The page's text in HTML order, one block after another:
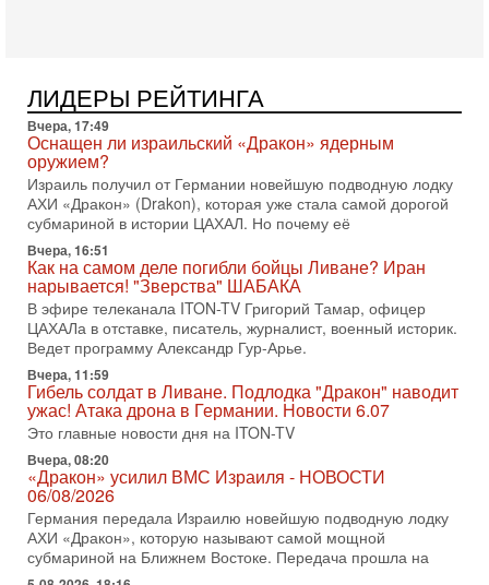
вспомнить взлет партии «Исраэль ба-алия», когда
31-07-2026, 17:00
Тайны закрытых дверей: о чём на самом деле
молчат Трамп и Нетаньяху?
Недавний визит премьер-министра Израиля Биньямина
Нетаньяху в США и его встреча с Дональдом Трампом
оставили больше вопросов, чем ответов. Полная
31-07-2026, 15:18
Иран готовит покушение на Нетаниягу! Трамп не
хочет эскалации, но КСИР готовит взрыв!
В эфире телеканала ITON-TV СЕРГЕЙ МИГДАЛЬ, эксперт
по вопросам безопасности, офицер запаса
Международного управления полиции Израиля, автор
31-07-2026, 09:02
Битва за разоружение ХАМАСа - НОВОСТИ
31/07/2026
Сегодня президент США Дональд Трамп заявил о
достижении исторического соглашения о полном
разоружении ХАМАСа и других вооруженных группировок в
30-07-2026, 17:59
Иран доведет Трампа до крайних мер? Разбор и
оценка от военного обозревателя Давида Шарпа
Ситуация вокруг противостояния Ирана и США накаляется
ЛИДЕРЫ РЕЙТИНГА
Вчера, 17:49
Оснащен ли израильский «Дракон» ядерным
оружием?
Израиль получил от Германии новейшую подводную лодку
АХИ «Дракон» (Drakon), которая уже стала самой дорогой
субмариной в истории ЦАХАЛ. Но почему её
Вчера, 16:51
Как на самом деле погибли бойцы Ливане? Иран
нарывается! "Зверства" ШАБАКА
В эфире телеканала ITON-TV Григорий Тамар, офицер
ЦАХАЛа в отставке, писатель, журналист, военный историк.
Ведет программу Александр Гур-Арье.
Вчера, 11:59
Гибель солдат в Ливане. Подлодка "Дракон" наводит
ужас! Атака дрона в Германии. Новости 6.07
Это главные новости дня на ITON-TV
Вчера, 08:20
«Дракон» усилил ВМС Израиля - НОВОСТИ
06/08/2026
Германия передала Израилю новейшую подводную лодку
АХИ «Дракон», которую называют самой мощной
субмариной на Ближнем Востоке. Передача прошла на